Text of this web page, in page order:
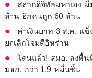
สลากดิจิทัลมหาเฮง
ล้าน อีกคนถูก 60 ล้าน
ค่าเงินบาท 3 ส.ค. แ
ยกเลิกโจมตีอิหร่าน
โดนแล้ว! สมอ. ลงพื้น
มอก. กว่า 1.9 หมื่นชิ้น